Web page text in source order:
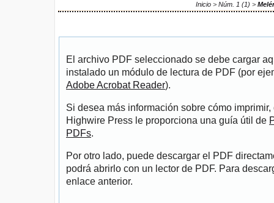
Inicio> Núm. 1 (1) >
El archivo PDF seleccionado se debe cargar
instalado un módulo de lectura de PDF (por
Adobe Acrobat Reader).
Si desea más información sobre cómo
Highwire Press le proporciona una guía útil de
PDFs.
Por otro lado, puede descargar el PDF
podrá abrirlo con un lector de PDF. Para
enlace anterior.